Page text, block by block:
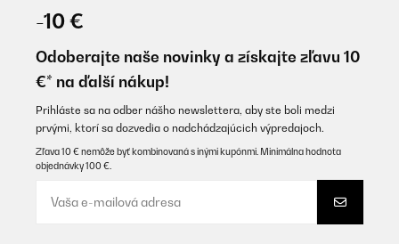
es nicht tragen würde :1)
Amazon-Benutzer
Preložiť
OVERENÁ KONTROLA
Pour la course à pied sis des températures plus fraîches, ce haut
-10 €
Odoberajte naše novinky a získajte zľavu 10
€* na ďalší nákup!
Prihláste sa na odber nášho newslettera, aby ste boli medzi
prvými, ktorí sa dozvedia o nadchádzajúcich výpredajoch.
Zľava 10 € nemôže byť kombinovaná s inými kupónmi. Minimálna hodnota
objednávky 100 €.